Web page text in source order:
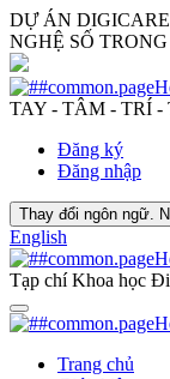
DỰ ÁN
NGHỆ SỐ
TAY - TÂM - TRÍ -
Đăng ký
Đăng nhập
Thay đổi ngôn ngữ.
English
Tạp chí Khoa học
Trang chủ